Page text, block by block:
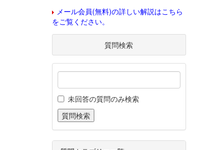
メール会員(無料)の詳しい解説はこちら
をご覧ください。
質問検索
未回答の質問のみ検索